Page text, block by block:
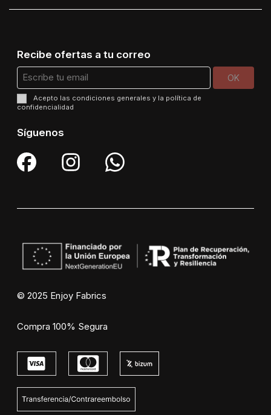
Recibe ofertas a tu correo
Acepto las condiciones generales y la política de
confidencialidad
Síguenos
© 2025 Enjoy Fabrics
Compra 100% Segura